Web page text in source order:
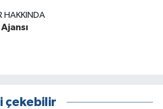
HAKKINDA
çekebilir